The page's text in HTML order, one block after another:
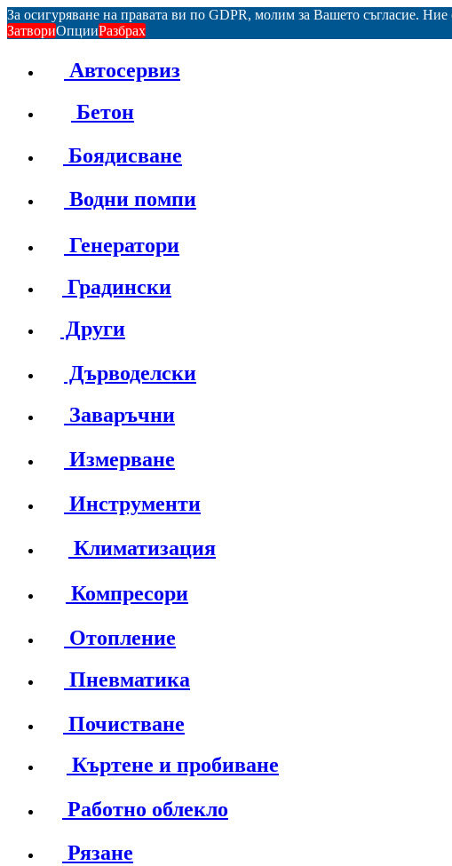
За осигуряване на правата ви по GDPR, молим за Вашето съгласие.
ЗатвориОпцииРазбрах
Автосервиз
Бетон
Боядисване
Водни помпи
Генератори
Градински
Други
Дърводелски
Заваръчни
Измерване
Инструменти
Климатизация
Компресори
Отопление
Пневматика
Почистване
Къртене и пробиване
Работно облекло
Рязане